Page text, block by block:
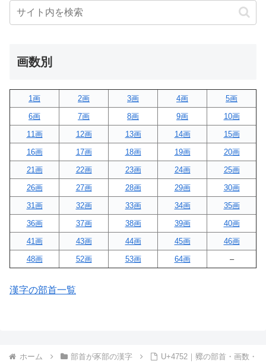
画数別
1画 2画 3画 4画
5画
6画
7画 8画 9画
10画
11画
12画 13画 14画
15画
16画
17画 18画 19画
20画
21画
22画 23画 24画
25画
26画
27画 28画 29画
30画
31画
32画 33画 34画
35画
36画
37画 38画 39画
40画
41画
43画 44画 45画
46画
48画
52画 53画 64画 –
漢字の部首一覧
ホーム 部首が豕部の漢字 U+4752｜䝒の部首・画数・